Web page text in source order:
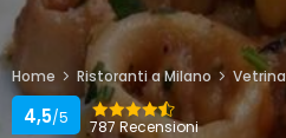
Home Ristoranti a Milano Vetrina
787 Recensioni
4,5/5